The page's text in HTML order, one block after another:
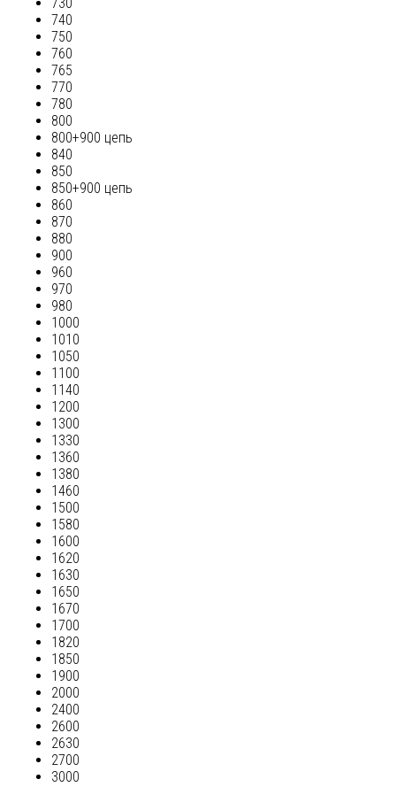
730
740
750
760
765
770
780
800
800+900 цепь
840
850
850+900 цепь
860
870
880
900
960
970
980
1000
1010
1050
1100
1140
1200
1300
1330
1360
1380
1460
1500
1580
1600
1620
1630
1650
1670
1700
1820
1850
1900
2000
2400
2600
2630
2700
3000